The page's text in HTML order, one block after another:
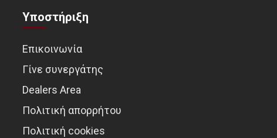
Υποστήριξη
Επικοινωνία
Γίνε συνεργάτης
Dealers Area
Πολιτική απορρήτου
Πολιτική cookies